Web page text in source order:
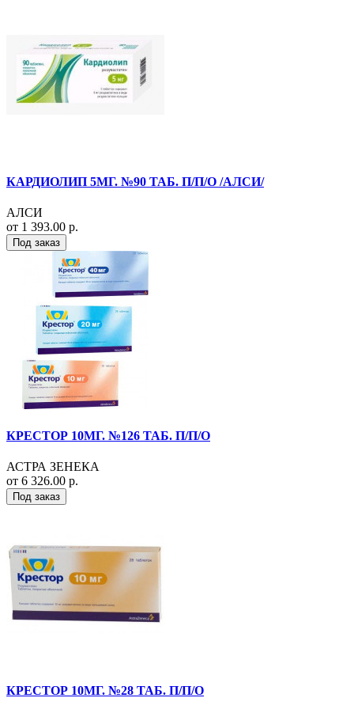
КАРДИОЛИП 5МГ. №90 ТАБ. П/П/О /АЛСИ/
АЛСИ
от 1 393.00 р.
Под заказ
КРЕСТОР 10МГ. №126 ТАБ. П/П/О
АСТРА ЗЕНЕКА
от 6 326.00 р.
Под заказ
КРЕСТОР 10МГ. №28 ТАБ. П/П/О